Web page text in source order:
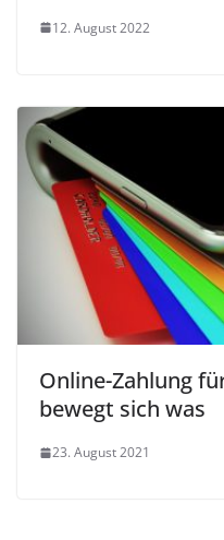
12. August 2022
Online-Zahlung
bewegt sich was
23. August 2021